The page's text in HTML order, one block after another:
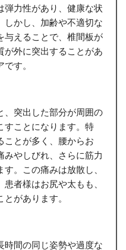
弾力性があり、健康な状
しかし、加齢や不適切な
与えることで、椎間板が
が外に突出することがあ
す。
突出した部分が周囲の
すことになります。特
ことが多く、腰からお
みやしびれ、さらに筋力
。この痛みは放散し、
者様はお尻や太もも、
があります。
間の同じ姿勢や過度な